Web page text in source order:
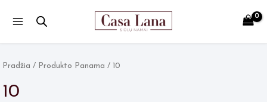
Pradžia / Produkto Panama / 10
10